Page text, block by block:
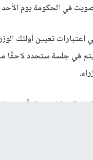
في الحكومة يوم
تعيين أولئك
في جلسة ستحدد لاحقًا
التي كان مسؤولًا عنها،